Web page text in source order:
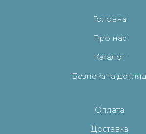
Головна
Про нас
Каталог
Безпека та догляд
Оплата
Доставка